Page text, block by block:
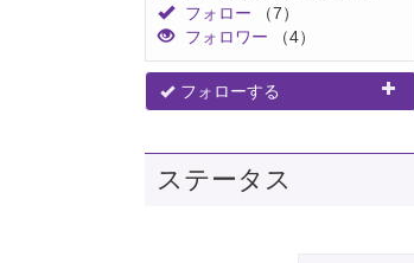
フォロー
（7）
フォロワー
（4）
フォローする
ステータス